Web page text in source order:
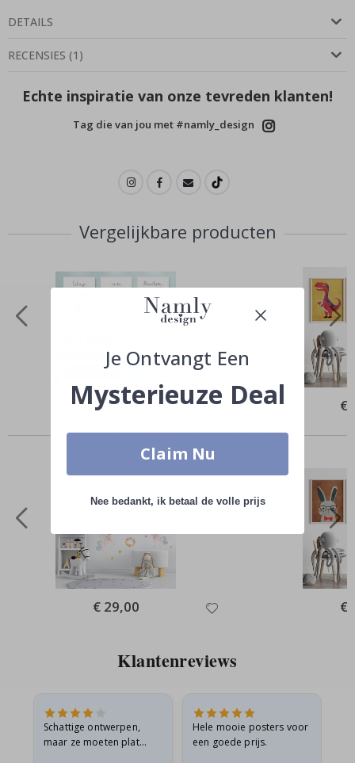
DETAILS
RECENSIES (1 )
Echte inspiratie van onze tevreden klanten!
Tag die van jou met #namly_design
Vergelijkbare producten
Special
Price
€ 25,00 €
Anderen kochten ook
Special
Price
€ 29,00 €
Klantenreviews
Schattige ontwerpen,
maar ze moeten plat
Hele mooie posters voor
een goede prijs.
Je Ontvangt Een
Mysterieuze Deal
Claim Nu
Nee bedankt, ik betaal de volle prijs